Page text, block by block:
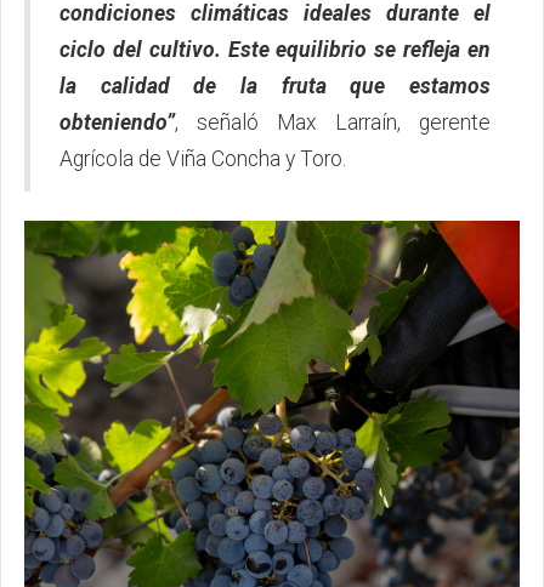
condiciones climáticas ideales durante el
ciclo del cultivo. Este equilibrio se refleja en
la calidad de la fruta que estamos
obteniendo”, señaló Max Larraín, gerente
Agrícola de Viña Concha y Toro.